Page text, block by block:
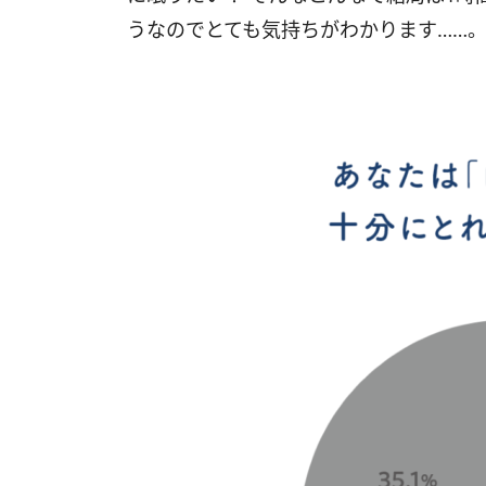
うなのでとても気持ちがわかります……。